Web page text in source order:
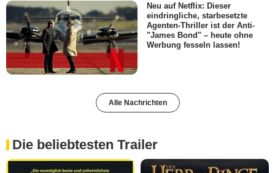
Neu auf Netflix: Dieser
eindringliche, starbesetzte
Agenten-Thriller ist der Anti-
"James Bond" – heute ohne
Werbung fesseln lassen!
Alle Nachrichten
Die beliebtesten Trailer